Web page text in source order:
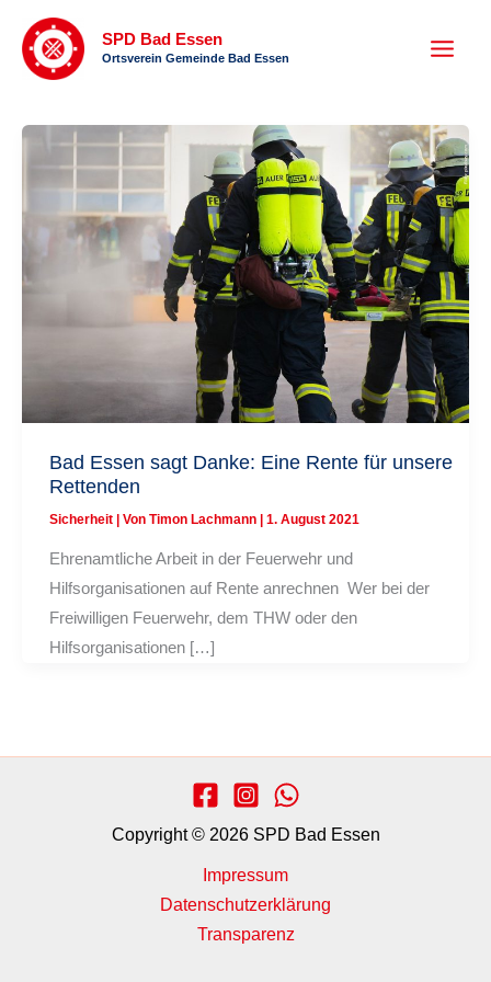
Inhalt
springen
SPD Bad Essen
Ortsverein Gemeinde Bad Essen
Bad Essen sagt Danke: Eine Rente für unsere
Rettenden
Sicherheit| Von Timon Lachmann 1. August 2021
Ehrenamtliche Arbeit in der Feuerwehr und
Hilfsorganisationen auf Rente anrechnen Wer bei der
Freiwilligen Feuerwehr, dem THW oder den
Hilfsorganisationen […]
Copyright © 2026 SPD Bad Essen
Impressum
Datenschutzerklärung
Transparenz